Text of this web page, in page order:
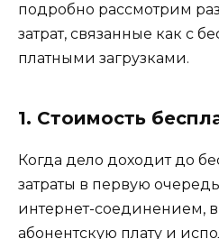
подробно рассмотрим
затрат, связанные как с
платными загрузками.
1. Стоимость
Когда дело доходит до
затраты в первую
интернет-соединением,
абонентскую плату и